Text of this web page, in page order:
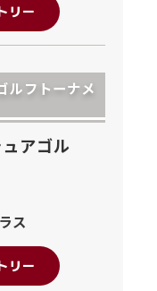
リー
ルフトーナメ
アゴル
ス
リー